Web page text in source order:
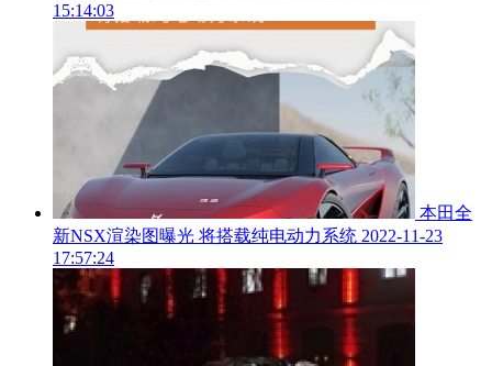
15:14:03
本田全
新NSX渲染图曝光 将搭载纯电动力系统 2022-11-23
17:57:24